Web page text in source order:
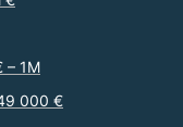
– 1M
000 €